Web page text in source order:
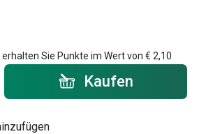
Sie Punkte im Wert von € 2,10
- Menge Kaufen